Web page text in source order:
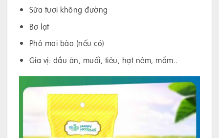
Sữa tươi không đường
Bơ lạt
Phô mai bào (nếu có)
Gia vị: dầu ăn, muối, tiêu, hạt nêm, mắm..